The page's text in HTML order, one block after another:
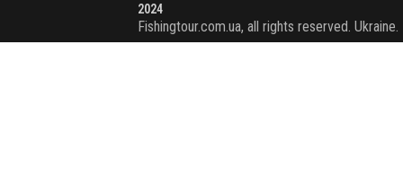
2024
Fishingtour.com.ua, all rights reserved. Ukraine.